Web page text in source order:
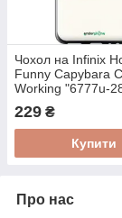
Чохол на Infinix
Funny Capybara
Working "6777u-
229 ₴
Купити
Про нас